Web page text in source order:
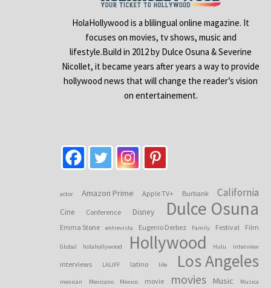
HolaHollywood is a blilingual online magazine. It
focuses on movies, tv shows, music and
lifestyle.Build in 2012 by Dulce Osuna & Severine
Nicollet, it became years after years a way to provide
hollywood news that will change the reader’s vision
on entertainement.
actor Amazon Prime Apple TV+ Burbank California
Cine Conference Disney Dulce Osuna
Emma Stone entrevista Eugenio Derbez Family Festival Film
Global holahollywood Hollywood Hulu interview
interviews LALIFF latino life Los Angeles
mexican Mexicano Mexico movie movies Music Musica